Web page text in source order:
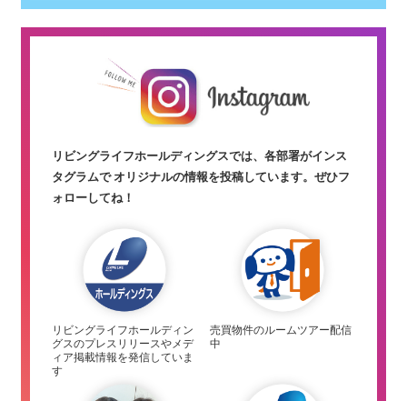
リビングライフホールディングスでは、各部署がインス
タグラムで オリジナルの情報を投稿しています。ぜひフ
ォローしてね！
リビングライフホールディン
グスのプレスリリースやメデ
ィア掲載情報を発信していま
す
売買物件のルームツアー配信
中